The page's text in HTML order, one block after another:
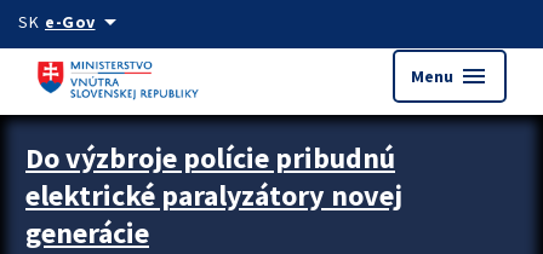
Preskocit na hlavný obsah
SK e-Govarrow_drop_down
Menu menu
Zastavit automatický posun upútavok
Do výzbroje polície pribudnú
elektrické paralyzátory novej
generácie